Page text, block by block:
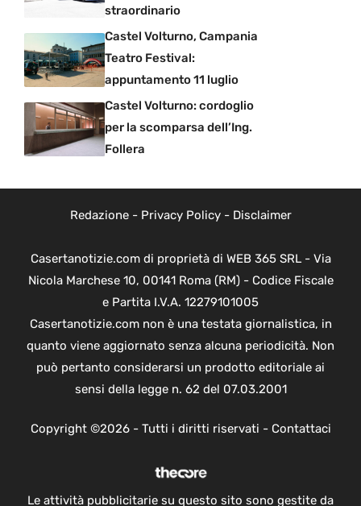
straordinario
Castel Volturno, Campania
Teatro Festival:
appuntamento 11 luglio
Castel Volturno: cordoglio
per la scomparsa dell’Ing.
Follera
Redazione- Privacy Policy- Disclaimer
Casertanotizie.com di proprietà di WEB 365 SRL - Via
Nicola Marchese 10, 00141 Roma (RM) - Codice Fiscale
e Partita I.V.A. 12279101005
Casertanotizie.com non è una testata giornalistica, in
quanto viene aggiornato senza alcuna periodicità. Non
può pertanto considerarsi un prodotto editoriale ai
sensi della legge n. 62 del 07.03.2001
Copyright ©2026 - Tutti i diritti riservati - Contattaci
Le attività pubblicitarie su questo sito sono gestite da